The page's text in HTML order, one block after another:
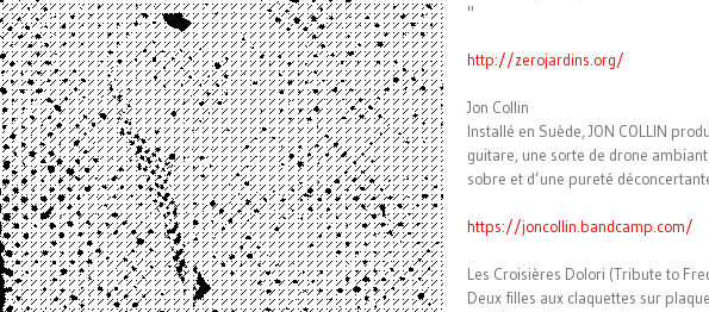
"
http://zerojardins.org/
Jon Collin
Installé en Suède, JON COLLIN
guitare, une sorte de drone
sobre et d’une pureté
https://joncollin.bandcamp.com/
Les Croisières Dolori (Tribute to
Deux filles aux claquettes sur